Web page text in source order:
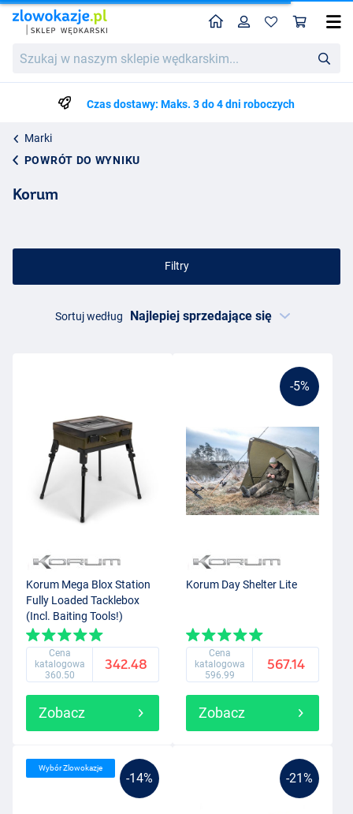
w
wędkarskim...
HomeProfil
Czas dostawy: Maks. 3 do 4 dni roboczych
Marki
POWRÓT DO WYNIKU
Korum
Filtry
Sortuj według
Korum Mega Blox Station
Fully Loaded Tacklebox
(Incl. Baiting Tools!)
Cena
katalogowa
360.50
342.48
Zobacz
-5%
Korum Day Shelter Lite
Cena
katalogowa
596.99
567.14
Zobacz
-14%
Wybór Zlowokazje
-21%